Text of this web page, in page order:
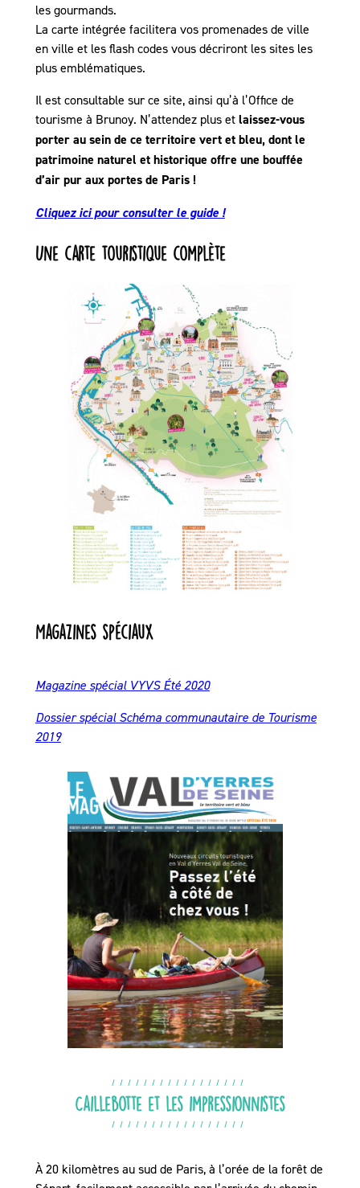
les gourmands.
La carte intégrée facilitera vos promenades de ville
en ville et les flash codes vous décriront les sites les
plus emblématiques.
Il est consultable sur ce site, ainsi qu’à l’Office de
tourisme à Brunoy. N’attendez plus et laissez-vous
porter au sein de ce territoire vert et bleu, dont le
patrimoine naturel et historique offre une bouffée
d’air pur aux portes de Paris !
Cliquez ici pour consulter le guide !
Une carte touristique complète
Magazines spéciaux
Magazine spécial VYVS Été 2020
Dossier spécial Schéma communautaire de Tourisme
2019
Caillebotte et les impressionnistes
À 20 kilomètres au sud de Paris, à l’orée de la forêt de